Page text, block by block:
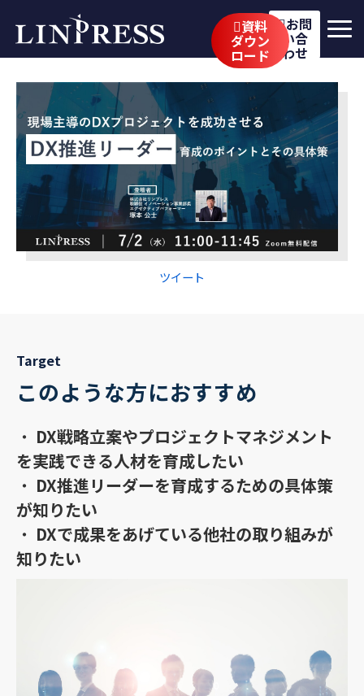
資料
ダウン
ロード
お問
い合
わせ
サービス
公開講座
イベント・セミナー
事例
ツイート
Target
このような方におすすめ
・ DX戦略立案やプロジェクトマネジメント
を実践できる人材を育成したい
・ DX推進リーダーを育成するための具体策
が知りたい
・ DXで成果をあげている他社の取り組みが
知りたい